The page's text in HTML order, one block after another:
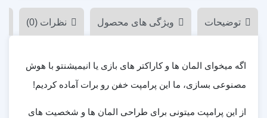
توضیحات ویژگی های محصول نظرات (0)
اگه میخوای المان ها و کاراکتر های بازی یا انیمیشنتو با هوش
مصنوعی بسازی، ما این پرامپت خفن رو برات آماده کردیم!
از این پرامپت میتونی برای طراحی المان ها و شخصیت های